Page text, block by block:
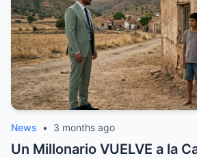
News • 3 months ago
Un Millonario VUELVE a la